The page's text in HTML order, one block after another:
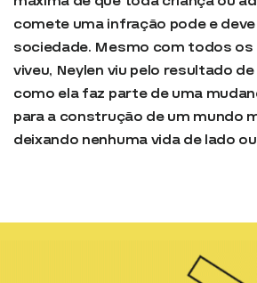
comete uma infração pode e
sociedade. Mesmo com todos
viveu, Neylen viu pelo resultado
como ela faz parte de uma
para a construção de um mundo
deixando nenhuma vida de lado